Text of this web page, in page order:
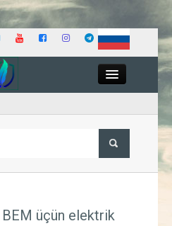
İqtisadiyyat
üçün elektrik